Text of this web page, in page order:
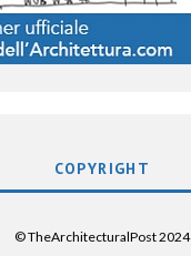
COPYRIGHT
© TheArchitecturalPost 2024